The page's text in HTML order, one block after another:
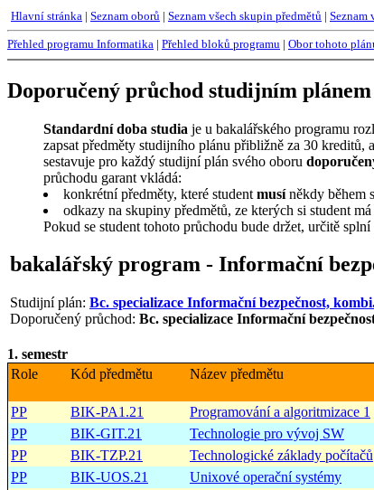
Hlavní stránka | Seznam oborů | Seznam všech skupin předmětů | Seznam
Přehled programu Informatika | Přehled bloků programu | Obor tohoto
Doporučený průchod studijním plánem
Standardní doba studia je u bakalářského programu
zapsat předměty studijního plánu přibližně za 30 kreditů,
sestavuje pro každý studijní plán svého oboru
průchodu garant vkládá:
konkrétní předměty, které student musíněkdy během
odkazy na skupiny předmětů, ze kterých si student
Pokud se student tohoto průchodu bude držet, určitě
bakalářský program - Informační
Studijní plán: Bc. specializace Informační bezpečnost,
Doporučený průchod: Bc. specializace Informační
1. semestr
Role
Kód předmětu Název předmětu
PP BIK-PA1.21 Programování a algoritmizace 1
PP
BIK-GIT.21 Technologie pro vývoj SW
PP
BIK-TZP.21 Technologické základy počítačů
PP
BIK-UOS.21 Unixové operační systémy